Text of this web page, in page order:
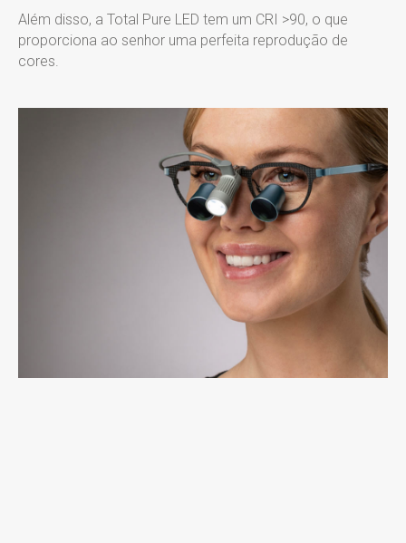
Além disso, a Total Pure LED tem um CRI >90, o que
proporciona ao senhor uma perfeita reprodução de
cores.